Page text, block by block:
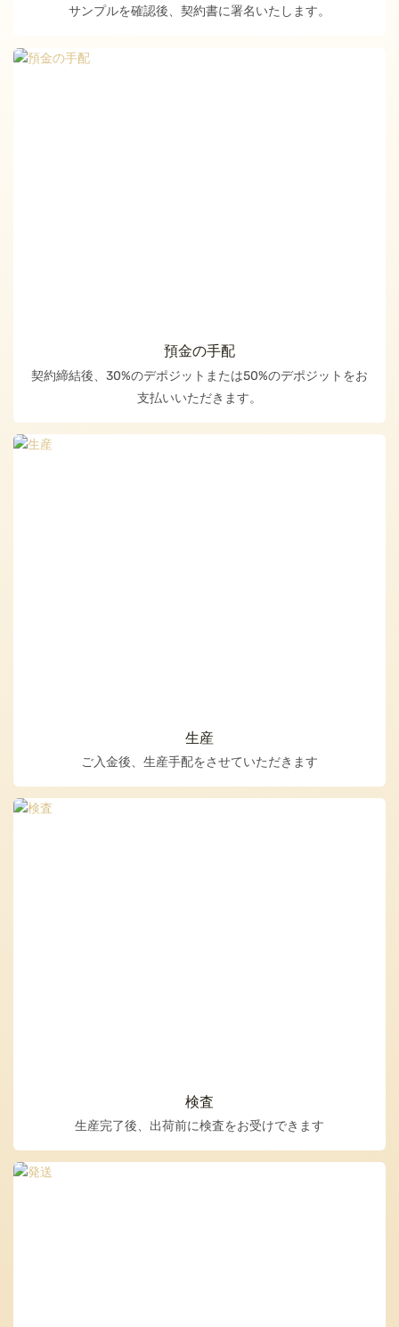
サンプルを確認後、契約書に署名いたします。
預金の手配
契約締結後、30%のデポジットまたは50%のデポジットをお
支払いいただきます。
生産
ご入金後、生産手配をさせていただきます
検査
生産完了後、出荷前に検査をお受けできます